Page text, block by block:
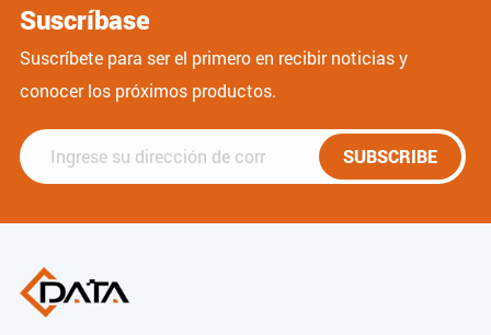
Suscríbase
Suscríbete para ser el primero en recibir noticias y
conocer los próximos productos.
SUBSCRIBE